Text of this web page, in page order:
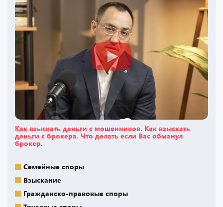
Как взыскать деньги с мошенников. Как взыскать
деньги с брокера. Что делать если Вас обманул
брокер.
Семейные споры
Взыскание
Гражданско-правовые споры